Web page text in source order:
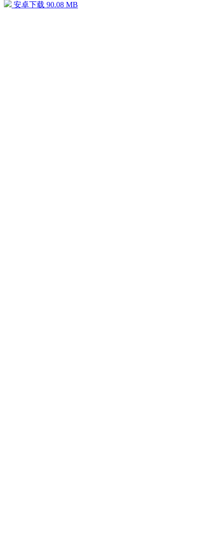
安卓下载 90.08 MB